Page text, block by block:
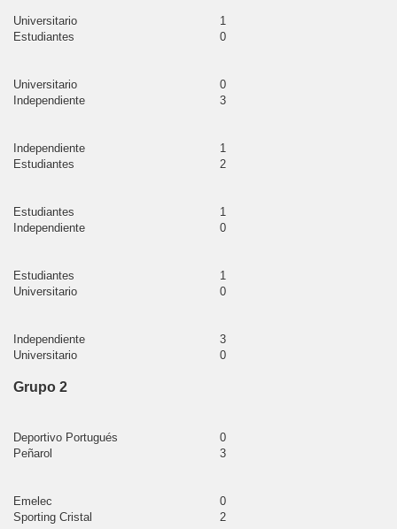
Universitario
1
Estudiantes
0
Universitario
0
Independiente
3
Independiente
1
Estudiantes
2
Estudiantes
1
Independiente
0
Estudiantes
1
Universitario
0
Independiente
3
Universitario
0
Grupo 2
Deportivo Portugués
0
Peñarol
3
Emelec
0
Sporting Cristal
2